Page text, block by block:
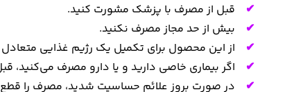
قبل از مصرف با پزشک مشورت کنید.
بیش از حد مجاز مصرف نکنید.
از این محصول برای تکمیل یک رژیم غذایی متعادل
اگر بیماری خاصی دارید و یا دارو مصرف
در صورت بروز علائم حساسیت شدید، مصرف را